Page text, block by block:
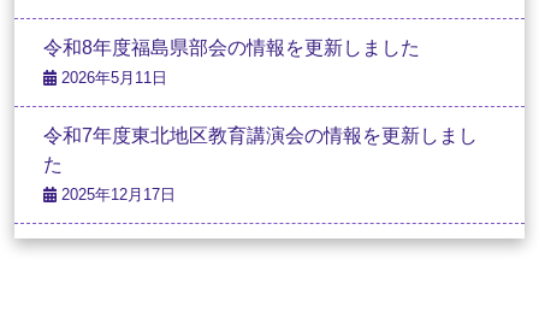
令和8年度福島県部会の情報を更新しました
2026年5月11日
令和7年度東北地区教育講演会の情報を更新しまし
た
2025年12月17日